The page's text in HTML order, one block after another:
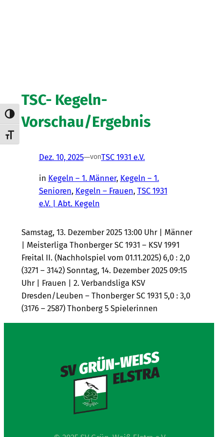
Umschalten auf hohe Kontraste
Schrift vergrößern
TSC- Kegeln-
Vorschau/Ergebnis
Dez. 10, 2025—vonTSC 1931 e.V.
in Kegeln – 1. Männer, Kegeln – 1.
Senioren, Kegeln – Frauen, TSC 1931
e.V. | Abt. Kegeln
Samstag, 13. Dezember 2025 13:00 Uhr | Männer
| Meisterliga Thonberger SC 1931 – KSV 1991
Freital II. (Nachholspiel vom 01.11.2025) 6,0 : 2,0
(3271 – 3142) Sonntag, 14. Dezember 2025 09:15
Uhr | Frauen | 2. Verbandsliga KSV
Dresden/Leuben – Thonberger SC 1931 5,0 : 3,0
(3176 – 2587) Thonberg 5 Spielerinnen